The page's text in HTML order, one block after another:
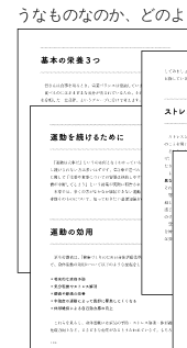
うなものなのか、どの